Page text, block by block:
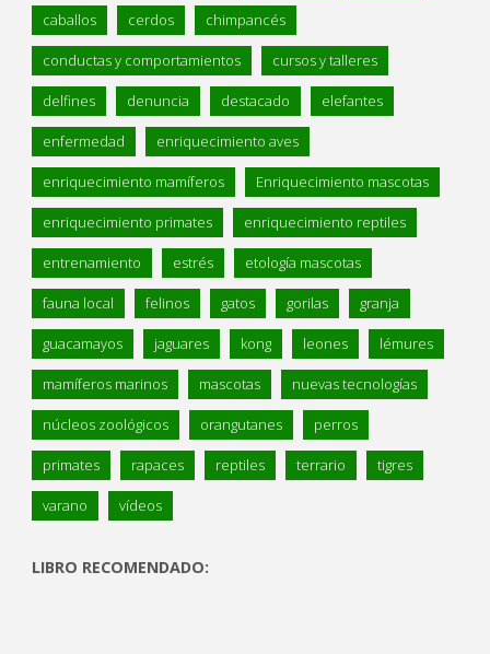
caballos cerdos chimpancés
conductas y comportamientos cursos y talleres
delfines denuncia destacado elefantes
enfermedad enriquecimiento aves
enriquecimiento mamíferos Enriquecimiento mascotas
enriquecimiento primates enriquecimiento reptiles
entrenamiento estrés etología mascotas
fauna local felinos gatos gorilas granja
guacamayos jaguares kong leones lémures
mamíferos marinos mascotas nuevas tecnologías
núcleos zoológicos orangutanes perros
primates rapaces reptiles terrario tigres
varano vídeos
LIBRO RECOMENDADO: